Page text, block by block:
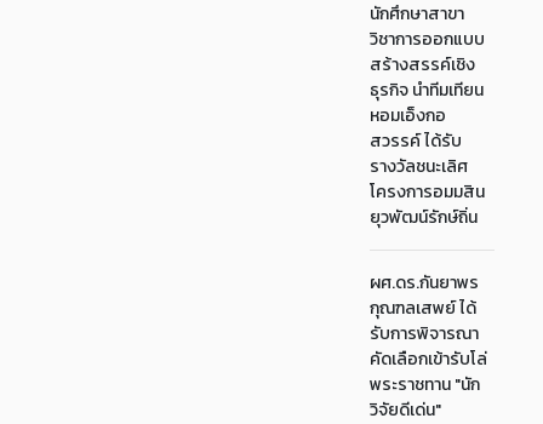
นักศึกษาสาขา
วิชาการออกแบบ
สร้างสรรค์เชิง
ธุรกิจ นำทีมเทียน
หอมเอ็งกอ
สวรรค์ ได้รับ
รางวัลชนะเลิศ
โครงการอมมสิน
ยุวพัฒน์รักษ์ถิ่น
ผศ.ดร.กันยาพร
กุณฑลเสพย์ ได้
รับการพิจารณา
คัดเลือกเข้ารับโล่
พระราชทาน "นัก
วิจัยดีเด่น"